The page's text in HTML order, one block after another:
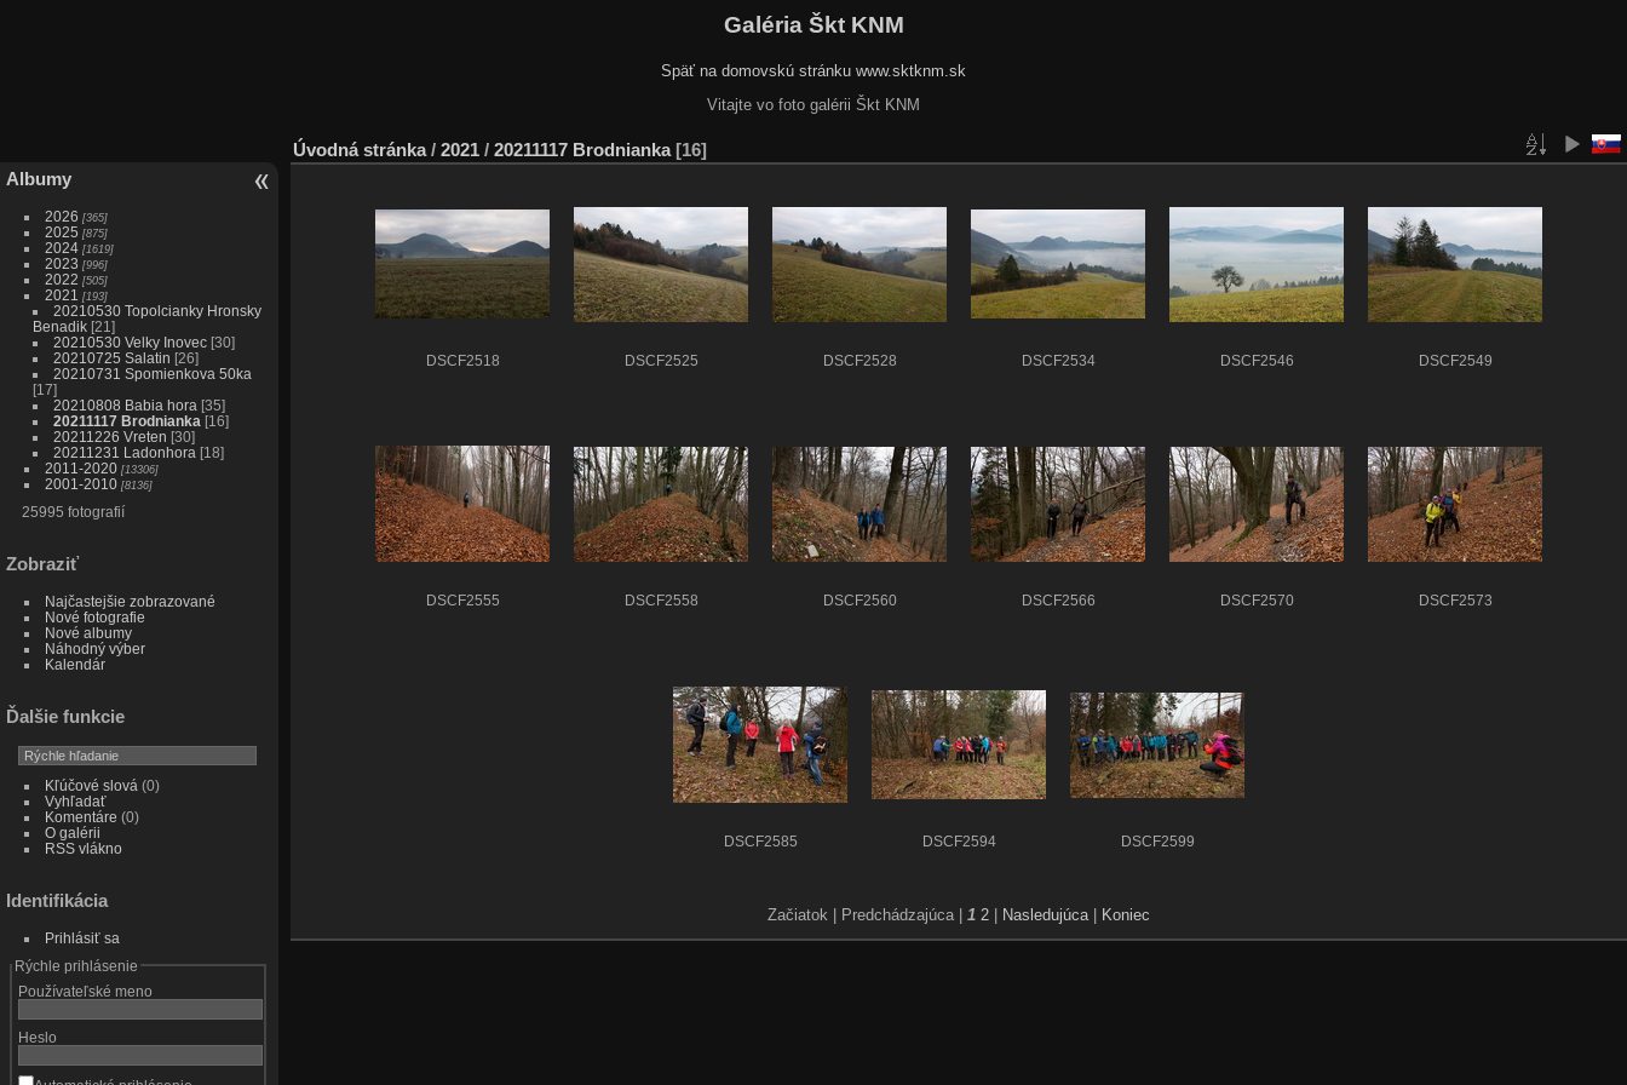
Galéria Škt KNM
Späť na domovskú stránku www.sktknm.sk
Vitajte vo foto galérii Škt KNM
Albumy
2026 365
2025 875
2024 1619
2023 996
2022 505
2021 193
20210530 Topolcianky Hronsky
Benadik 21
20210530 Velky Inovec 30
20210725 Salatin 26
20210731 Spomienkova 50ka
17
20210808 Babia hora 35
20211117 Brodnianka 16
20211226 Vreten 30
20211231 Ladonhora 18
2011-2020 13306
2001-2010 8136
25995 fotografií
Zobraziť
Najčastejšie zobrazované
Nové fotografie
Nové albumy
Náhodný výber
Kalendár
Ďalšie funkcie
Kľúčové slová (0)
Vyhľadať
Komentáre (0)
O galérii
RSS vlákno
Identifikácia
Prihlásiť sa
Rýchle prihlásenie
Používateľské meno
Heslo
Úvodná stránka/ 2021 / 20211117 Brodnianka 16
DSCF2518 DSCF2525 DSCF2528 DSCF2534 DSCF2546 DSCF2549
DSCF2555 DSCF2558 DSCF2560 DSCF2566 DSCF2570 DSCF2573
DSCF2585 DSCF2594 DSCF2599
Začiatok | Predchádzajúca | 1 2 | Nasledujúca | Koniec